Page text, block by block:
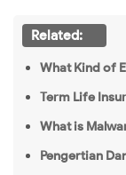
Related:
What Kind of
Term Life
What is
Pengertian